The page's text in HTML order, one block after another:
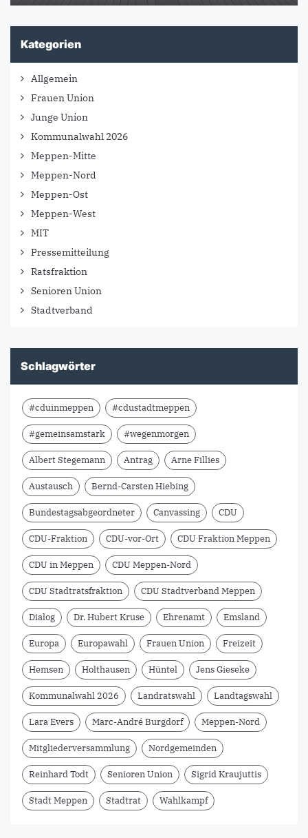
Kategorien
Allgemein
Frauen Union
Junge Union
Kommunalwahl 2026
Meppen-Mitte
Meppen-Nord
Meppen-Ost
Meppen-West
MIT
Pressemitteilung
Ratsfraktion
Senioren Union
Stadtverband
Schlagwörter
#cduinmeppen #cdustadtmeppen
#gemeinsamstark #wegenmorgen
Albert Stegemann Antrag Arne Fillies
Austausch Bernd-Carsten Hiebing
Bundestagsabgeordneter Canvassing CDU
CDU-Fraktion CDU-vor-Ort CDU Fraktion Meppen
CDU in Meppen CDU Meppen-Nord
CDU Stadtratsfraktion CDU Stadtverband Meppen
Dialog Dr. Hubert Kruse Ehrenamt Emsland
Europa Europawahl Frauen Union Freizeit
Hemsen Holthausen Hüntel Jens Gieseke
Kommunalwahl 2026 Landratswahl Landtagswahl
Lara Evers Marc-André Burgdorf Meppen-Nord
Mitgliederversammlung Nordgemeinden
Reinhard Todt Senioren Union Sigrid Kraujuttis
Stadt Meppen Stadtrat Wahlkampf